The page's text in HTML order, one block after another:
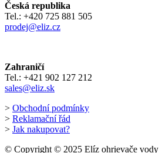
Česká republika
Tel.: +420 725 881 505
prodej@eliz.cz
Zahraničí
Tel.: +421 902 127 212
sales@eliz.sk
> Obchodní podmínky
> Reklamační řád
> Jak nakupovat?
© Copyright © 2025 Elíz ohrievače vody